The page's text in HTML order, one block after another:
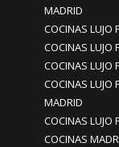
MADRID
COCINAS
COCINAS LUJO
COCINAS LUJO
COCINAS LUJO
MADRID
COCINAS LUJO
COCINAS